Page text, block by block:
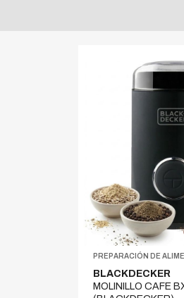
PREPARACIÓN DE
BLACKDECKER
MOLINILLO CAFE